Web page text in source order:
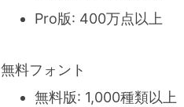
Pro版: 400万点以上
無料フォント
無料版: 1,000種類以上